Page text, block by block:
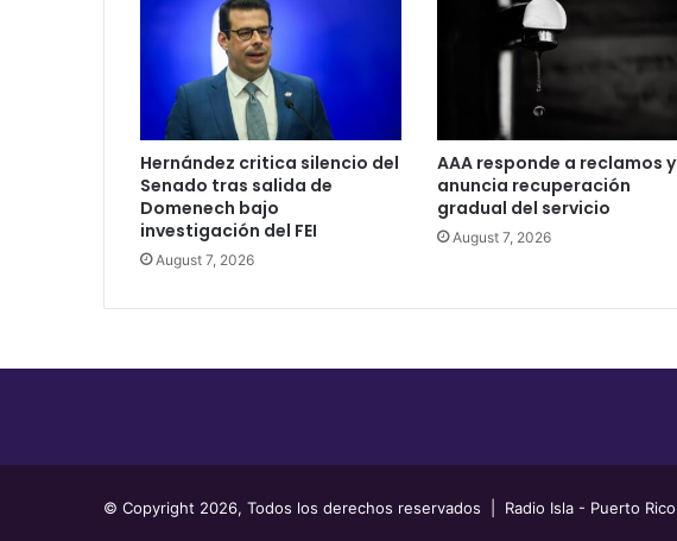
Hernández critica silencio del
Senado tras salida de
Domenech bajo
investigación del FEI
August 7, 2026
AAA responde a reclamos y
anuncia recuperación
gradual del servicio
August 7, 2026
© Copyright 2026, Todos los derechos reservados | Radio Isla - Puerto Rico